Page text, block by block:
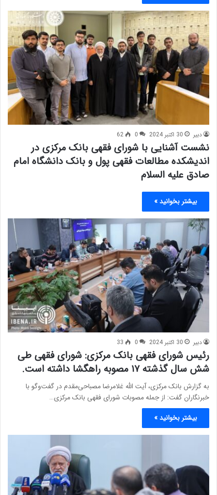
دبیر 30 اکتبر 2024 0
62
نشست آشنایی با شورای فقهی بانک مرکزی در
اندیشکده مطالعات فقهی پول و بانک دانشگاه امام
صادق علیه السلام
بیشتر بخوانید »
دبیر 30 اکتبر 2024 0
33
رئیس شورای فقهی بانک مرکزی: شورای فقهی طی
شش سال گذشته ۱۷ مصوبه راهگشا داشته است.
به گزارش بانک مرکزی، آیت الله غلامرضا مصباحی‌مقدم در گفت‌وگو با
خبرنگاران گفت: از جمله مصوبات شورای فقهی بانک مرکزی…
بیشتر بخوانید »